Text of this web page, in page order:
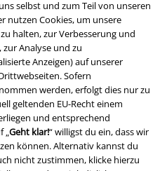
selbst und zum Teil von unseren
nutzen Cookies, um unsere
halten, zur Verbesserung und
zur Analyse und zu
Anzeigen) auf unserer
Sofern
werden, erfolgt dies nur zu
geltenden EU-Recht einem
und entsprechend
„Geht klar!“ willigst du ein, dass wir
können. Alternativ kannst du
nicht zustimmen, klicke hierzu